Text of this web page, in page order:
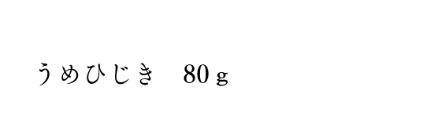
うめひじき 80ｇ